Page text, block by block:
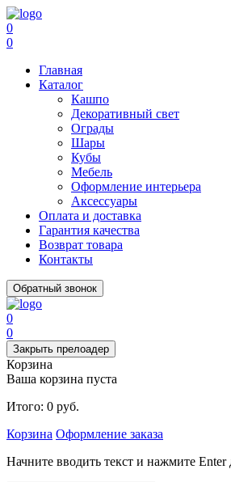
0
0
Главная
Каталог
Кашпо
Декоративный свет
Ограды
Шары
Кубы
Мебель
Оформление интерьера
Аксессуары
Оплата и доставка
Гарантия качества
Возврат товара
Контакты
Обратный звонок
0
0
Закрыть прелоадер
Корзина
Ваша корзина пуста
Итого: 0 руб.
Корзина Оформление заказа
Начните вводить текст и нажмите Enter